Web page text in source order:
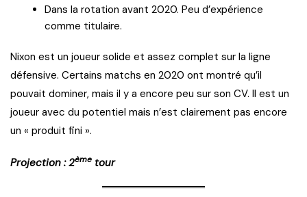
Dans la rotation avant 2020. Peu d’expérience
comme titulaire.
Nixon est un joueur solide et assez complet sur la ligne
défensive. Certains matchs en 2020 ont montré qu’il
pouvait dominer, mais il y a encore peu sur son CV. Il est un
joueur avec du potentiel mais n’est clairement pas encore
un « produit fini ».
Projection : 2ème tour